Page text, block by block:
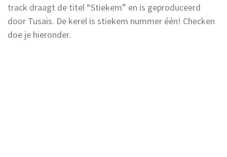
track draagt de titel “Stiekem” en is geproduceerd
door Tusais. De kerel is stiekem nummer één! Checken
doe je hieronder.